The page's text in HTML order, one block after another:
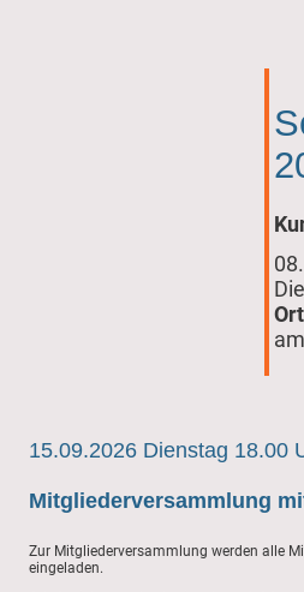
15.09.2026 Dienstag 18.00
Mitgliederversammlung
Zur Mitgliederversammlung werden alle
eingeladen.